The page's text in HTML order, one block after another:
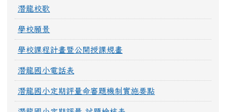
潛龍校歌
學校願景
學校課程計畫暨公開授課規畫
潛龍國小電話表
潛龍國小定期評量命審題機制實施要點